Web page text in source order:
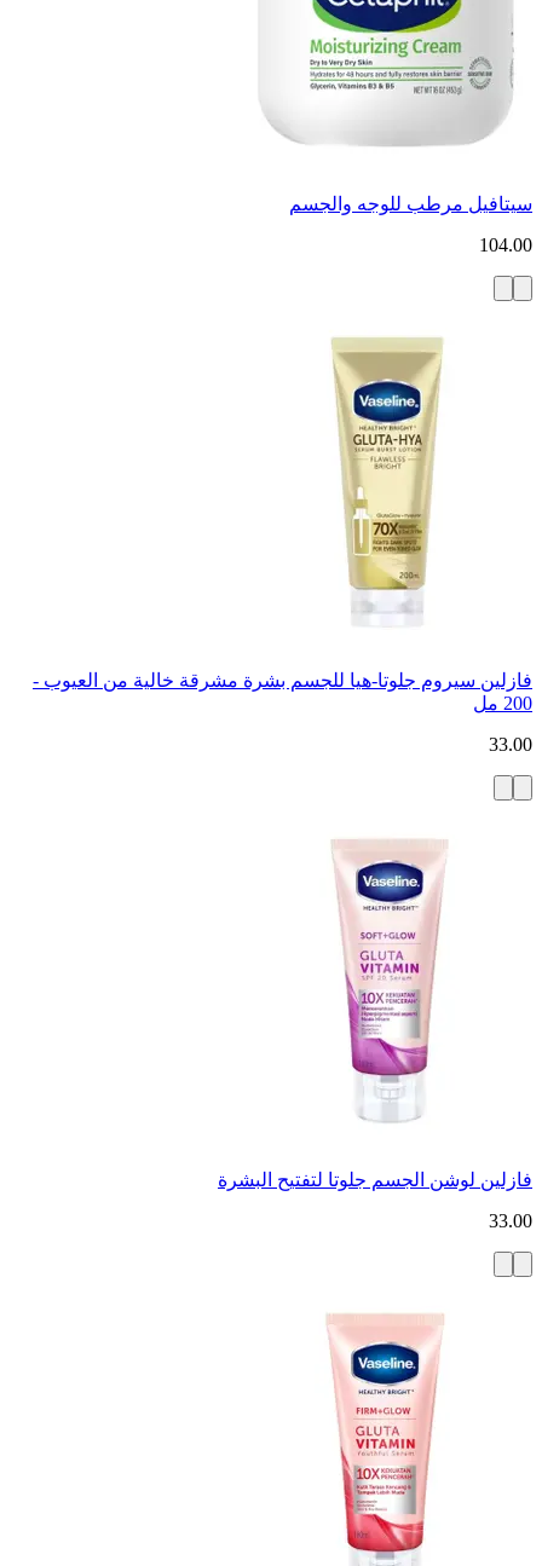
سيتافيل مرطب للوجه والجسم
104.00
فازلين سيروم جلوتا-هيا للجسم بشرة مشرقة خالية من العيوب -
200 مل
33.00
فازلين لوشن الجسم جلوتا لتفتيح البشرة
33.00